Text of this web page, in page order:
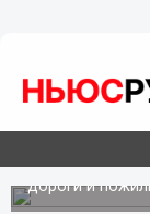
28.09.202313:53
пожилого
Они
дороги и